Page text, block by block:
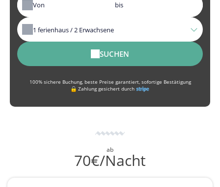
Von bis
1 ferienhaus /2 Erwachsene
SUCHEN
100% sichere Buchung, beste Preise garantiert, sofortige Bestätigung
Zahlung gesichert durch
ab
70€/Nacht